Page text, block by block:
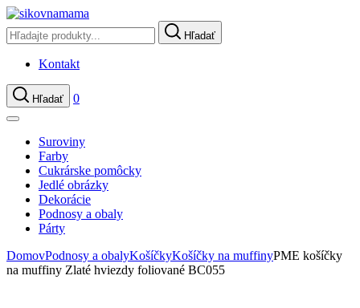
Hľadať
Kontakt
Hľadať 0
Suroviny
Farby
Cukrárske pomôcky
Jedlé obrázky
Dekorácie
Podnosy a obaly
Párty
DomovPodnosy a obalyKošíčkyKošíčky na muffinyPME košíčky
na muffiny Zlaté hviezdy foliované BC055